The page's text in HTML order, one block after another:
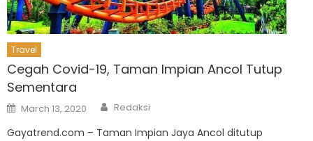
Travel
Cegah Covid-19, Taman Impian Ancol Tutup
Sementara
Posted
on
March 13, 2020 Author
Redaksi
Gayatrend.com – Taman Impian Jaya Ancol ditutup